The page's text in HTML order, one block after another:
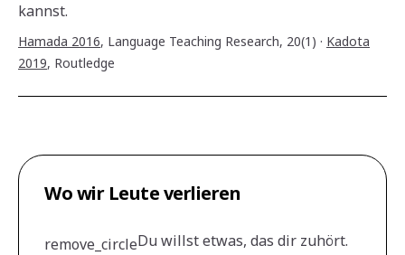
kannst.
Hamada 2016, Language Teaching Research, 20(1) · Kadota
2019, Routledge
Wo wir Leute verlieren
remove_circleDu willst etwas, das dir zuhört.